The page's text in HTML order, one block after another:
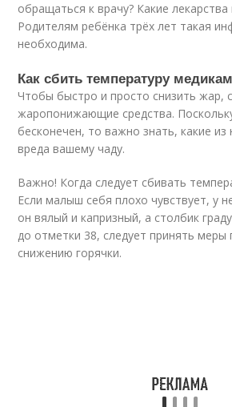
обращаться к врачу? Какие
Родителям ребёнка трёх лет такая
необходима.
Как сбить температуру
Чтобы быстро и просто снизить жар,
жаропонижающие средства.
бесконечен, то важно знать, какие из
вреда вашему чаду.
Важно! Когда следует сбивать
Если малыш себя плохо чувствует, у
он вялый и капризный, а столбик
до отметки 38, следует принять меры
снижению горячки.